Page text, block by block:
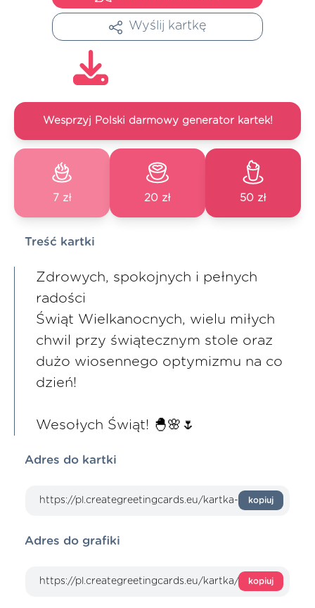
Wyślij kartkę
Wesprzyj Polski darmowy generator kartek!
7 zł 20 zł 50 zł
Treść kartki
Zdrowych, spokojnych i pełnych
radości
Świąt Wielkanocnych, wielu miłych
chwil przy świątecznym stole oraz
dużo wiosennego optymizmu na co
dzień!
Wesołych Świąt! 🐣🌸🌷
Adres do kartki
kopiuj
Adres do grafiki
kopiuj